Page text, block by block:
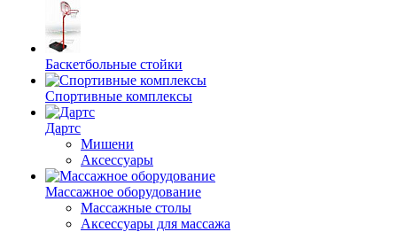
Баскетбольные стойки
Спортивные комплексы
Дартс
Мишени
Аксессуары
Массажное оборудование
Массажные столы
Аксессуары для массажа